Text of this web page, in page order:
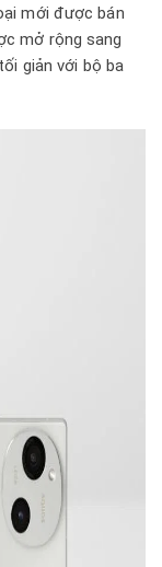
mới được bán
mở rộng sang
giản với bộ ba